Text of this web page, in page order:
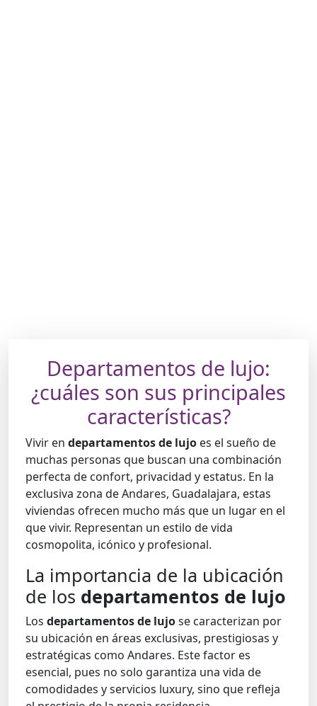
Departamentos de lujo:
¿cuáles son sus principales
características?
Vivir en departamentos de lujo es el sueño de
muchas personas que buscan una combinación
perfecta de confort, privacidad y estatus. En la
exclusiva zona de Andares, Guadalajara, estas
viviendas ofrecen mucho más que un lugar en el
que vivir. Representan un estilo de vida
cosmopolita, icónico y profesional.
La importancia de la ubicación
de los departamentos de lujo
Los departamentos de lujose caracterizan por
su ubicación en áreas exclusivas, prestigiosas y
estratégicas como Andares. Este factor es
esencial, pues no solo garantiza una vida de
comodidades y servicios luxury, sino que refleja